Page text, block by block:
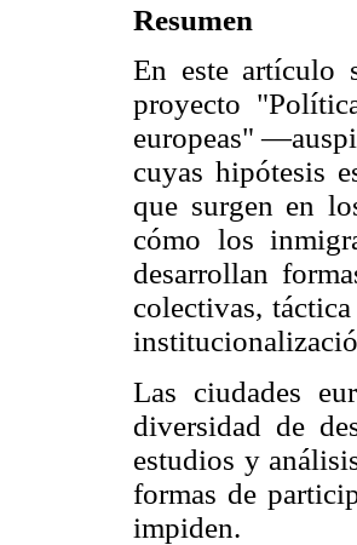
Resumen
En este artículo
proyecto
europeas"
cuyas hipótesis
que surgen en
cómo los
desarrollan
colectivas,
Las ciudades
diversidad de
estudios y
formas de
impiden.